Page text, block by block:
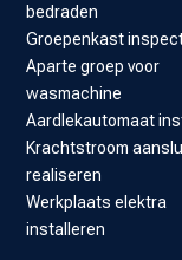
bedraden
Groepenkast
Aparte groep voor
wasmachine
Aardlekautomaat
Krachtstroom
realiseren
Werkplaats elektra
installeren